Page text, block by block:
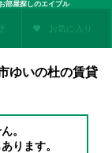
部屋探しのエイブル
お気に入り
ゆいの杜の賃貸
。
ります。